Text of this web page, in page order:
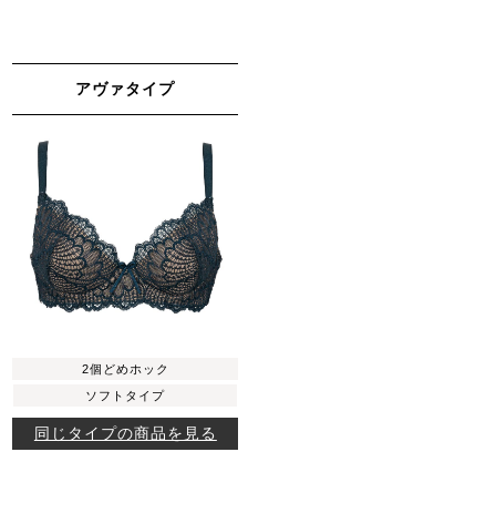
アヴァタイプ
2個どめホック
ソフトタイプ
同じタイプの商品を見る